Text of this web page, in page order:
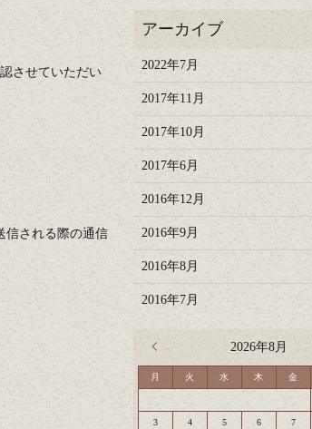
させていただい
信される際の通信
2022年7月
2017年11月
2017年10月
2017年6月
2016年12月
2016年9月
2016年8月
2016年7月
2026年8月
月 火 水 木 金
3 4 5 6 7